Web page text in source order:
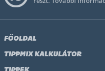
FŐOLDAL
TIPPMIX KALKULÁTOR